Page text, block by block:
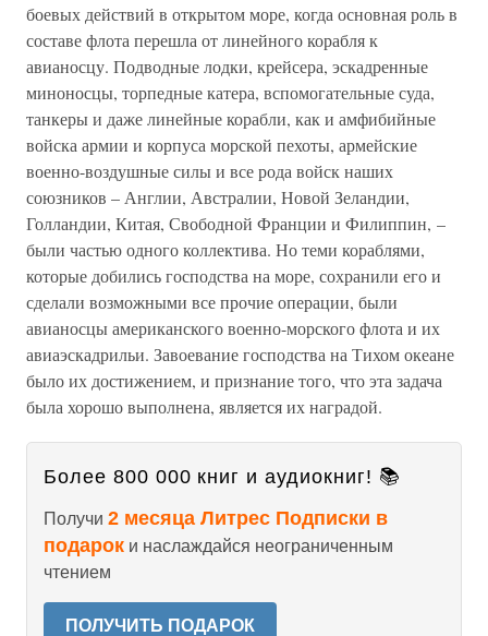
боевых действий в открытом море, когда основная роль в
составе флота перешла от линейного корабля к
авианосцу. Подводные лодки, крейсера, эскадренные
миноносцы, торпедные катера, вспомогательные суда,
танкеры и даже линейные корабли, как и амфибийные
войска армии и корпуса морской пехоты, армейские
военно-воздушные силы и все рода войск наших
союзников – Англии, Австралии, Новой Зеландии,
Голландии, Китая, Свободной Франции и Филиппин, –
были частью одного коллектива. Но теми кораблями,
которые добились господства на море, сохранили его и
сделали возможными все прочие операции, были
авианосцы американского военно-морского флота и их
авиаэскадрильи. Завоевание господства на Тихом океане
было их достижением, и признание того, что эта задача
была хорошо выполнена, является их наградой.
Более 800 000 книг и аудиокниг! 📚
Получи 2 месяца Литрес Подписки в
подарок и наслаждайся неограниченным
чтением
ПОЛУЧИТЬ ПОДАРОК